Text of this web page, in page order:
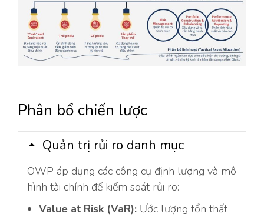
Phân bổ chiến lược
Quản trị rủi ro danh mục
OWP áp dụng các công cụ định lượng và mô
hình tài chính để kiểm soát rủi ro:
Value at Risk (VaR): Ước lượng tổn thất